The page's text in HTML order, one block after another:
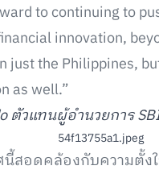
to continuing to
innovation,
just the Philippines,
as well.”
ตัวแทนผู้อำนวยการ
นี้สอดคล้องกับความตั้ง